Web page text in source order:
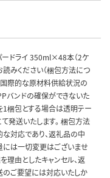
ードライ 350ml×48本（2ケ
読みください（梱包方法につ
国際的な原材料供給状況の
バンドの確保ができないた
1梱包とする場合は透明テー
発送いたします。 梱包方法
対応であり、返礼品の中
には一切変更はございませ
理由としたキャンセル、返
のご要望には対応いたしか